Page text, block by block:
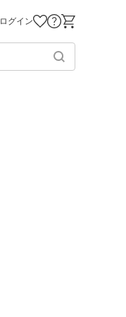
ログイン お気に入り商品
お問い合わせ